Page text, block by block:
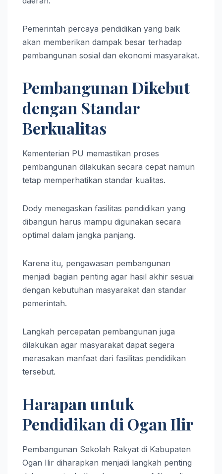
Pemerintah percaya pendidikan yang baik
akan memberikan dampak besar terhadap
pembangunan sosial dan ekonomi masyarakat.
Pembangunan Dikebut
dengan Standar
Berkualitas
Kementerian PU memastikan proses
pembangunan dilakukan secara cepat namun
tetap memperhatikan standar kualitas.
Dody menegaskan fasilitas pendidikan yang
dibangun harus mampu digunakan secara
optimal dalam jangka panjang.
Karena itu, pengawasan pembangunan
menjadi bagian penting agar hasil akhir sesuai
dengan kebutuhan masyarakat dan standar
pemerintah.
Langkah percepatan pembangunan juga
dilakukan agar masyarakat dapat segera
merasakan manfaat dari fasilitas pendidikan
tersebut.
Harapan untuk
Pendidikan di Ogan Ilir
Pembangunan Sekolah Rakyat di Kabupaten
Ogan Ilir diharapkan menjadi langkah penting